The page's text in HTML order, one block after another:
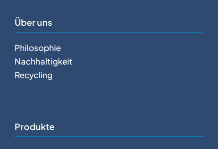
Über uns
Philosophie
Nachhaltigkeit
Recycling
Produkte